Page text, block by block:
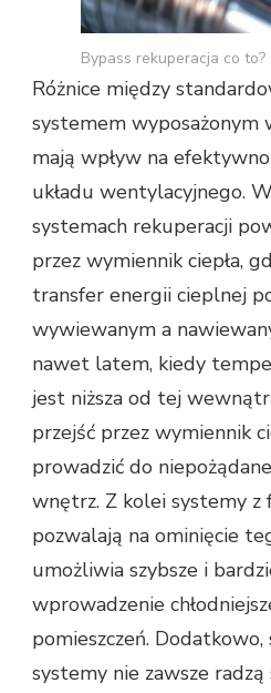
Bypass rekuperacja co to?
Różnice między
systemem wyposażonym
mają wpływ na
układu wentylacyjnego.
systemach rekuperacji
przez wymiennik ciepła,
transfer energii cieplnej
wywiewanym a
nawet latem, kiedy
jest niższa od tej
przejść przez wymiennik
prowadzić do
wnętrz. Z kolei systemy z
pozwalają na ominięcie
umożliwia szybsze i
wprowadzenie
pomieszczeń.
systemy nie zawsze